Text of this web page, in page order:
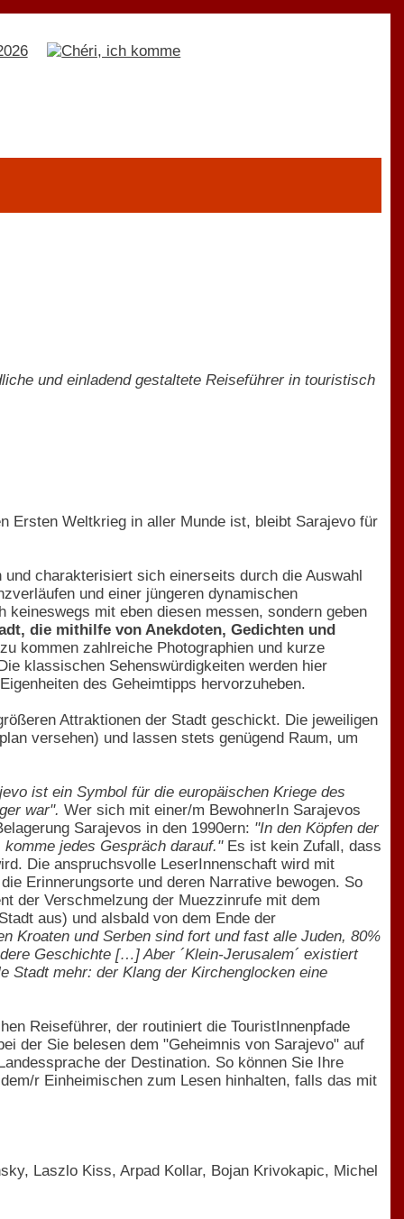
und einladend gestaltete Reiseführer in touristisch
Ersten Weltkrieg in aller Munde ist, bleibt Sarajevo für
charakterisiert sich einerseits durch die Auswahl
und einer jüngeren dynamischen
mit eben diesen messen, sondern geben
die mithilfe von Anekdoten, Gedichten und
kommen zahlreiche Photographien und kurze
klassischen Sehenswürdigkeiten werden hier
des Geheimtipps hervorzuheben.
Attraktionen der Stadt geschickt. Die jeweiligen
versehen) und lassen stets genügend Raum, um
ist ein Symbol für die europäischen Kriege des
war". Wer sich mit einer/m BewohnerIn Sarajevos
Sarajevos in den 1990ern: "In den Köpfen der
jedes Gespräch darauf."Es ist kein Zufall, dass
Die anspruchsvolle LeserInnenschaft wird mit
Erinnerungsorte und deren Narrative bewogen. So
der Verschmelzung der Muezzinrufe mit dem
aus) und alsbald von dem Ende der
Kroaten und Serben sind fort und fast alle Juden, 80%
Geschichte […] Aber ´Klein-Jerusalem´ existiert
Stadt mehr: der Klang der Kirchenglocken eine
Reiseführer, der routiniert die TouristInnenpfade
der Sie belesen dem "Geheimnis von Sarajevo" auf
der Destination. So können Sie Ihre
r Einheimischen zum Lesen hinhalten, falls das mit
Laszlo Kiss, Arpad Kollar, Bojan Krivokapic, Michel